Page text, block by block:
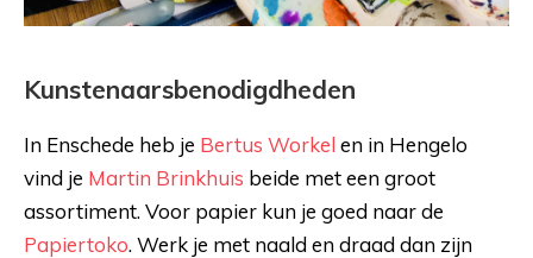
Kunstenaarsbenodigdheden
In Enschede heb je Bertus Workel en in Hengelo
vind je Martin Brinkhuis beide met een groot
assortiment. Voor papier kun je goed naar de
Papiertoko. Werk je met naald en draad dan zijn